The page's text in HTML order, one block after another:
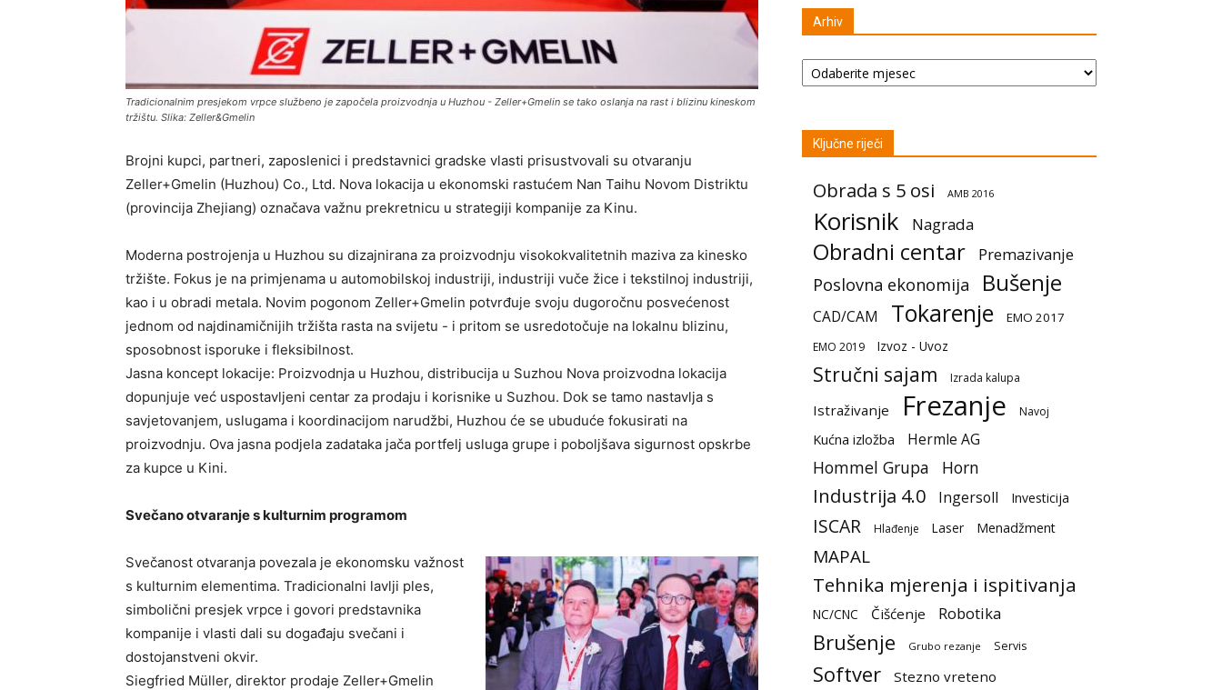
Tradicionalnim presjekom vrpce službeno je započela proizvodnja u Huzhou - Zeller+Gmelin se tako oslanja na rast i blizinu kineskom
tržištu. Slika: Zeller&Gmelin
Brojni kupci, partneri, zaposlenici i predstavnici gradske vlasti prisustvovali su otvaranju
Zeller+Gmelin (Huzhou) Co., Ltd. Nova lokacija u ekonomski rastućem Nan Taihu Novom Distriktu
(provincija Zhejiang) označava važnu prekretnicu u strategiji kompanije za Kinu.
Moderna postrojenja u Huzhou su dizajnirana za proizvodnju visokokvalitetnih maziva za kinesko
tržište. Fokus je na primjenama u automobilskoj industriji, industriji vuče žice i tekstilnoj industriji,
kao i u obradi metala. Novim pogonom Zeller+Gmelin potvrđuje svoju dugoročnu posvećenost
jednom od najdinamičnijih tržišta rasta na svijetu - i pritom se usredotočuje na lokalnu blizinu,
sposobnost isporuke i fleksibilnost.
Jasna koncept lokacije: Proizvodnja u Huzhou, distribucija u Suzhou Nova proizvodna lokacija
dopunjuje već uspostavljeni centar za prodaju i korisnike u Suzhou. Dok se tamo nastavlja s
savjetovanjem, uslugama i koordinacijom narudžbi, Huzhou će se ubuduće fokusirati na
proizvodnju. Ova jasna podjela zadataka jača portfelj usluga grupe i poboljšava sigurnost opskrbe
za kupce u Kini.
Svečano otvaranje s kulturnim programom
Svečanost otvaranja povezala je ekonomsku važnost
s kulturnim elementima. Tradicionalni lavlji ples,
simbolični presjek vrpce i govori predstavnika
kompanije i vlasti dali su događaju svečani i
dostojanstveni okvir.
Siegfried Müller, direktor prodaje Zeller+Gmelin
Arhiv
Arhiv
Ključne riječi
Obrada s 5 osi AMB 2016
Korisnik Nagrada
Obradni centar Premazivanje
Poslovna ekonomija Bušenje
CAD/CAM Tokarenje EMO 2017
EMO 2019 Izvoz - Uvoz
Stručni sajam Izrada kalupa
Istraživanje Frezanje Navoj
Kućna izložba Hermle AG
Hommel Grupa Horn
Industrija 4.0 Ingersoll Investicija
ISCAR Hlađenje Laser Menadžment
MAPAL
Tehnika mjerenja i ispitivanja
NC/CNC Čišćenje Robotika
Brušenje Grubo rezanje Servis
Softver Stezno vreteno